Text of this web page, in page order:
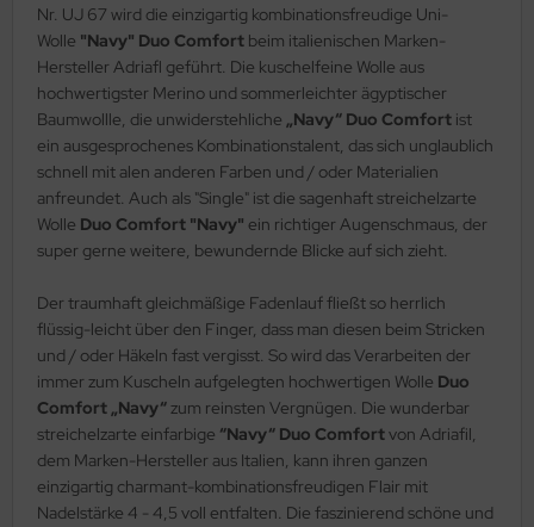
Nr. UJ 67 wird die einzigartig kombinationsfreudige Uni-
Wolle "Navy" Duo Comfort beim italienischen Marken-
Hersteller Adriafl geführt. Die kuschelfeine Wolle aus
hochwertigster Merino und sommerleichter ägyptischer
Baumwollle, die unwiderstehliche „Navy“ Duo Comfort ist
ein ausgesprochenes Kombinationstalent, das sich unglaublich
schnell mit alen anderen Farben und / oder Materialien
anfreundet. Auch als "Single" ist die sagenhaft streichelzarte
Wolle Duo Comfort "Navy" ein richtiger Augenschmaus, der
super gerne weitere, bewundernde Blicke auf sich zieht.
Der traumhaft gleichmäßige Fadenlauf fließt so herrlich
flüssig-leicht über den Finger, dass man diesen beim Stricken
und / oder Häkeln fast vergisst. So wird das Verarbeiten der
immer zum Kuscheln aufgelegten hochwertigen Wolle Duo
Comfort „Navy“zum reinsten Vergnügen. Die wunderbar
streichelzarte einfarbige “Navy“ Duo Comfortvon Adriafil,
dem Marken-Hersteller aus Italien, kann ihren ganzen
einzigartig charmant-kombinationsfreudigen Flair mit
Nadelstärke 4 - 4,5 voll entfalten. Die faszinierend schöne und